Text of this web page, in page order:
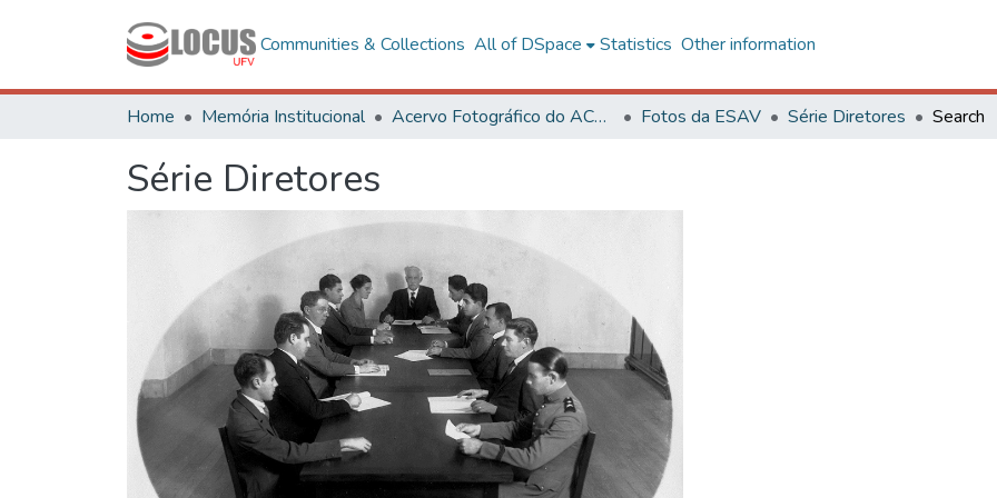
Communities & Collections All of DSpace Statistics Other information
Home Memória Institucional Acervo Fotográfico do ACH-UFV Fotos da ESAV Série Diretores Search
Série Diretores